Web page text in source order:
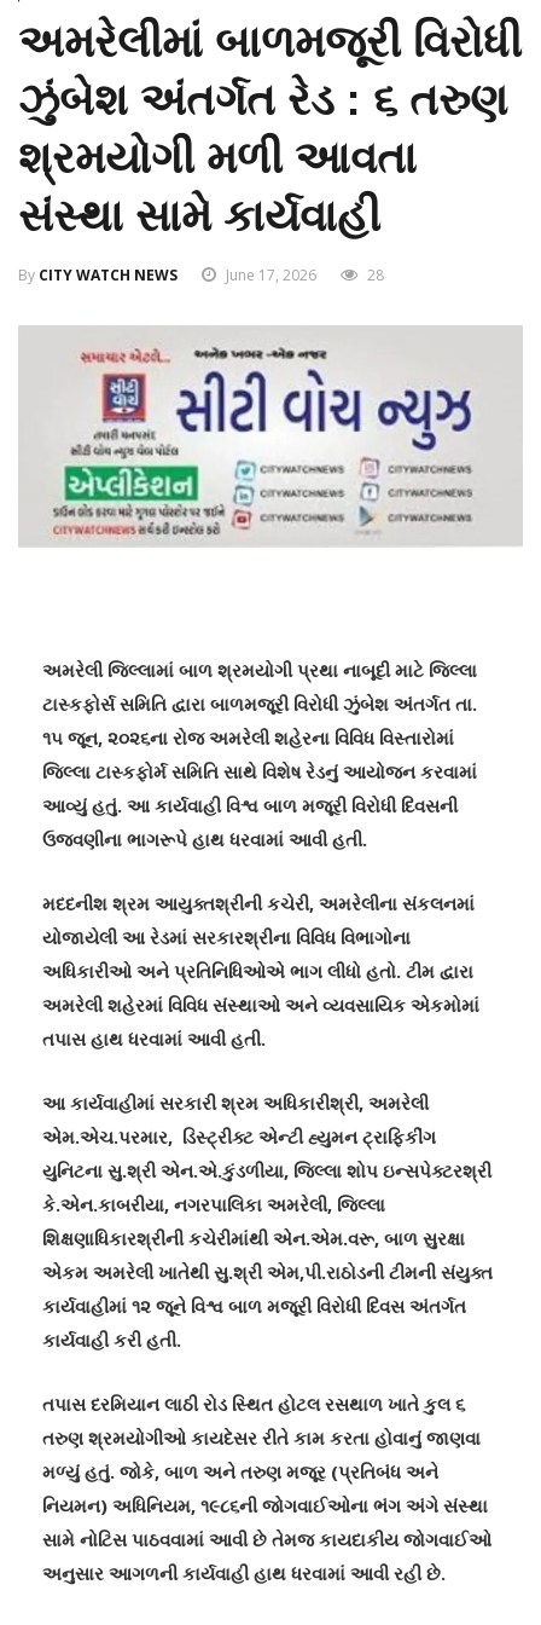
અમરેલીમાં બાળમજૂરી વિરોધી
ઝુંબેશ અંતર્ગત રેડ : ૬ તરુણ
શ્રમયોગી મળી આવતા
સંસ્થા સામે કાર્યવાહી
By CITY WATCH NEWS June 17, 2026 28
અમરેલી જિલ્લામાં બાળ શ્રમયોગી પ્રથા નાબૂદી માટે જિલ્લા
ટાસ્કફોર્સ સમિતિ દ્વારા બાળમજૂરી વિરોધી ઝુંબેશ અંતર્ગત તા.
૧૫ જૂન, ૨૦૨૬ના રોજ અમરેલી શહેરના વિવિધ વિસ્તારોમાં
જિલ્લા ટાસ્કફોર્મ સમિતિ સાથે વિશેષ રેડનું આયોજન કરવામાં
આવ્યું હતું. આ કાર્યવાહી વિશ્વ બાળ મજૂરી વિરોધી દિવસની
ઉજવણીના ભાગરૂપે હાથ ધરવામાં આવી હતી.
મદદનીશ શ્રમ આયુક્તશ્રીની કચેરી, અમરેલીના સંકલનમાં
યોજાયેલી આ રેડમાં સરકારશ્રીના વિવિધ વિભાગોના
અધિકારીઓ અને પ્રતિનિધિઓએ ભાગ લીધો હતો. ટીમ દ્વારા
અમરેલી શહેરમાં વિવિધ સંસ્થાઓ અને વ્યવસાયિક એકમોમાં
તપાસ હાથ ધરવામાં આવી હતી.
આ કાર્યવાહીમાં સરકારી શ્રમ અધિકારીશ્રી, અમરેલી
એમ.એચ.પરમાર, ડિસ્ટ્રીક્ટ એન્ટી હ્યુમન ટ્રાફિકીંગ
યુનિટના સુ.શ્રી એન.એ.કુંડળીયા, જિલ્લા શોપ ઇન્સપેક્ટરશ્રી
કે.એન.કાબરીયા, નગરપાલિકા અમરેલી, જિલ્લા
શિક્ષણાધિકારશ્રીની કચેરીમાંથી એન.એમ.વરૂ, બાળ સુરક્ષા
એકમ અમરેલી ખાતેથી સુ.શ્રી એમ,પી.રાઠોડની ટીમની સંયુક્ત
કાર્યવાહીમાં ૧૨ જૂને વિશ્વ બાળ મજૂરી વિરોધી દિવસ અંતર્ગત
કાર્યવાહી કરી હતી.
તપાસ દરમિયાન લાઠી રોડ સ્થિત હોટલ રસથાળ ખાતે કુલ ૬
તરુણ શ્રમયોગીઓ કાયદેસર રીતે કામ કરતા હોવાનું જાણવા
મળ્યું હતું. જોકે, બાળ અને તરુણ મજૂર (પ્રતિબંધ અને
નિયમન) અધિનિયમ, ૧૯૮૬ની જોગવાઈઓના ભંગ અંગે સંસ્થા
સામે નોટિસ પાઠવવામાં આવી છે તેમજ કાયદાકીય જોગવાઈઓ
અનુસાર આગળની કાર્યવાહી હાથ ધરવામાં આવી રહી છે.